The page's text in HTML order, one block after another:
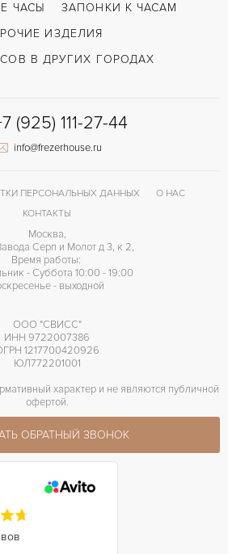
Двойной сложности застежка
ЧАСЫ
ЗАПОНКИ К ЧАСАМ
ИЗДЕЛИЯ
В ДРУГИХ ГОРОДАХ
(925) 111-27-44
info@frezerhouse.ru
ПЕРСОНАЛЬНЫХ ДАННЫХ
О НАС
КОНТАКТЫ
Москва,
Серп и Молот д 3, к 2,
Время работы:
- Суббота 10:00 - 19:00
- выходной
ООО "СВИСС"
ИНН 9722007386
1217700420926
ЮЛ772201001
характер и не являются публичной
офертой.
ОБРАТНЫЙ ЗВОНОК